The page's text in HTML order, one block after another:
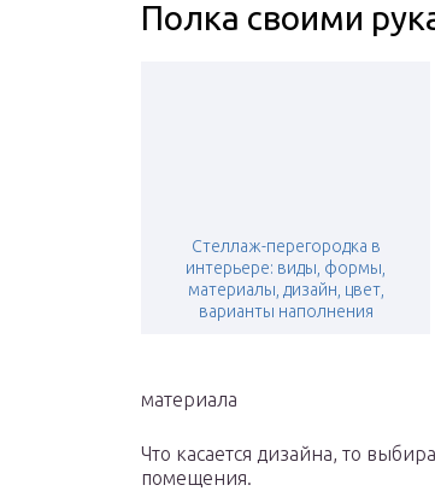
Полка своими
Стеллаж-перегородка в
интерьере: виды, формы,
материалы, дизайн, цвет,
варианты наполнения
материала
Что касается дизайна, то
помещения.